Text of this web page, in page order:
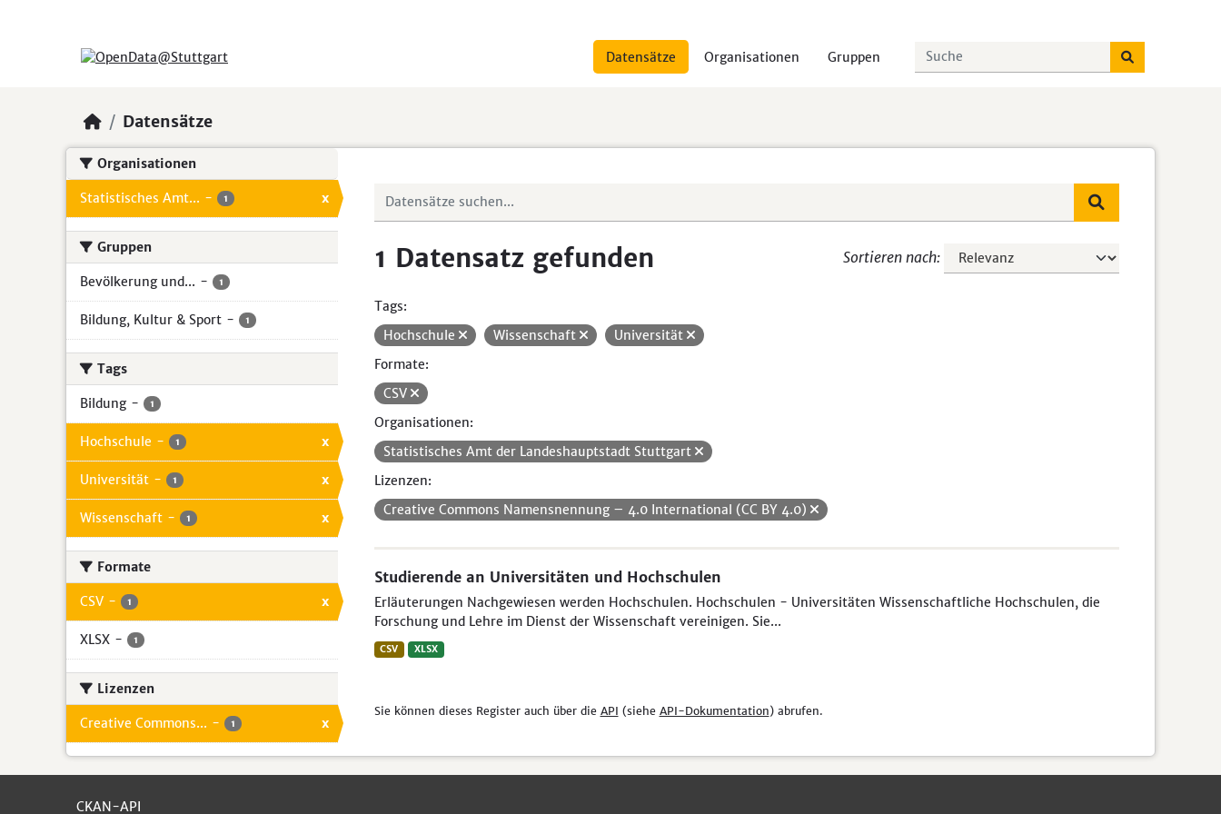
Datensätze Organisationen Gruppen
Datensätze
Organisationen
Statistisches Amt... - 1 x
Gruppen
Bevölkerung und... - 1
Bildung, Kultur & Sport - 1
Tags
Bildung - 1
Hochschule - 1 x
Universität - 1 x
Wissenschaft - 1 x
Formate
CSV - 1 x
XLSX - 1
Lizenzen
Creative Commons... - 1 x
Sortieren nach
1 Datensatz gefunden
Tags:
Hochschule
Wissenschaft
Universität
Formate:
CSV
Organisationen:
Statistisches Amt der Landeshauptstadt Stuttgart
Lizenzen:
Creative Commons Namensnennung – 4.0 International (CC BY 4.0)
Studierende an Universitäten und Hochschulen
Erläuterungen Nachgewiesen werden Hochschulen. Hochschulen - Universitäten Wissenschaftliche Hochschulen, die
Forschung und Lehre im Dienst der Wissenschaft vereinigen. Sie...
CSV XLSX
Sie können dieses Register auch über die API (siehe API-Dokumentation) abrufen.
CKAN-API